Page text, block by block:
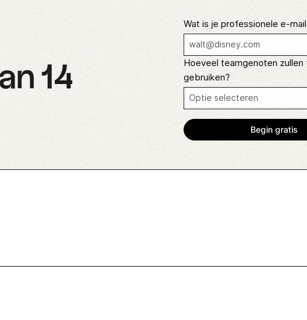
14
Wat is je professionele e-
Hoeveel teamgenoten zullen
gebruiken?